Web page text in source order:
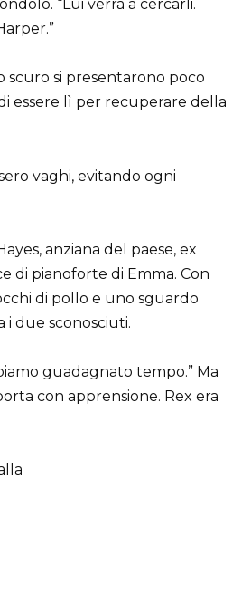
“Lui verrà a cercarli.
scuro si presentarono poco
essere lì per recuperare della
vaghi, evitando ogni
anziana del paese, ex
di pianoforte di Emma. Con
di pollo e uno sguardo
i due sconosciuti.
guadagnato tempo.” Ma
con apprensione. Rex era